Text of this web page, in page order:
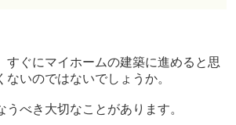
すぐにマイホームの建築に進めると思
ないのではないでしょうか。
べき大切なことがあります。